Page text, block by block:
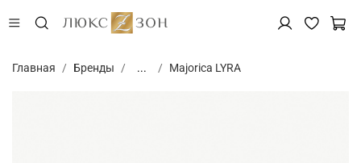
Главная Бренды ... Majorica LYRA